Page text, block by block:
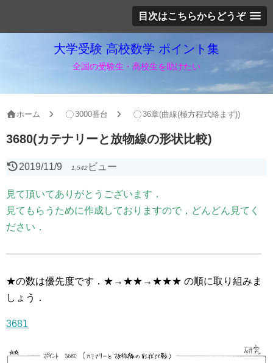
目次はこちらからどうぞ
大学受験 高校数学 ポイント集
全国の受験生・高校生を助けたい
ホーム 3000番台 36章(曲線(極方程式絡まず))
3680(カテナリーと放物線の形状比較)
2019/11/9 1,542ビュー
見て頂いてありがとうございます．
見てもらうために作成しておりますので，どんどん見てく
ださい．
★の数は優先度です．★→★★→★★★ の順に取り組みま
しょう．
3681